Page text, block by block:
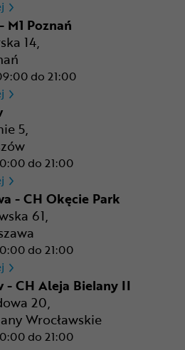
CR Kraków - Solvay Park
M1 Poznań
14,
do 21:00
CR Poznań - M1 Poznań
5,
do 21:00
CR Rzeszów
- CH Okęcie Park
61,
do 21:00
CR Warszawa - CH Okęcie
- CH Aleja Bielany II
20,
Wrocławskie
do 21:00